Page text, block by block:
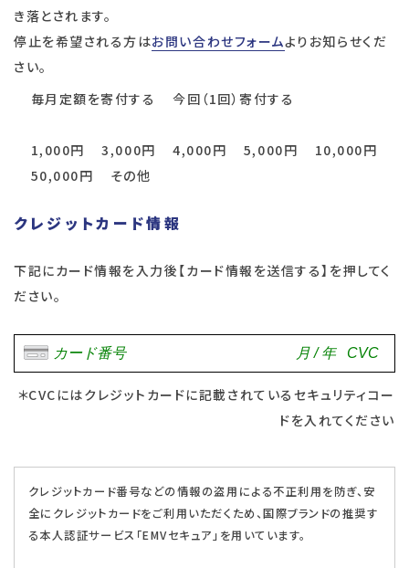
き落とされます。
停止を希望される方はお問い合わせフォームよりお知らせくだ
さい。
毎月定額を寄付する
今回（1回）寄付する
1,000円 3,000円 4,000円 5,000円
10,000円
50,000円
その他
クレジットカード情報
下記にカード情報を入力後【カード情報を送信する】を押してく
ださい。
＊CVCにはクレジットカードに記載されているセキュリティコー
ドを入れてください
クレジットカード番号などの情報の盗用による不正利用を防ぎ、安
全にクレジットカードをご利用いただくため、国際ブランドの推奨す
る本人認証サービス「EMVセキュア」を用いています。